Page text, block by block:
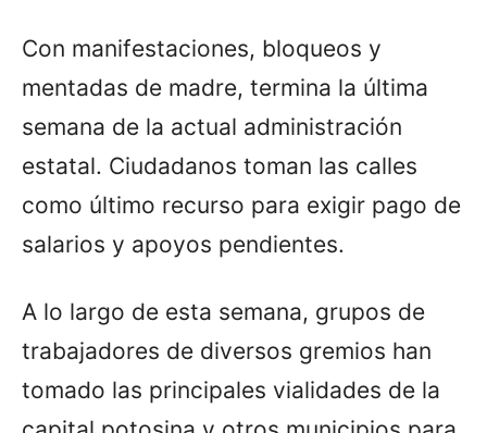
Con manifestaciones, bloqueos y
mentadas de madre, termina la última
semana de la actual administración
estatal. Ciudadanos toman las calles
como último recurso para exigir pago de
salarios y apoyos pendientes.
A lo largo de esta semana, grupos de
trabajadores de diversos gremios han
tomado las principales vialidades de la